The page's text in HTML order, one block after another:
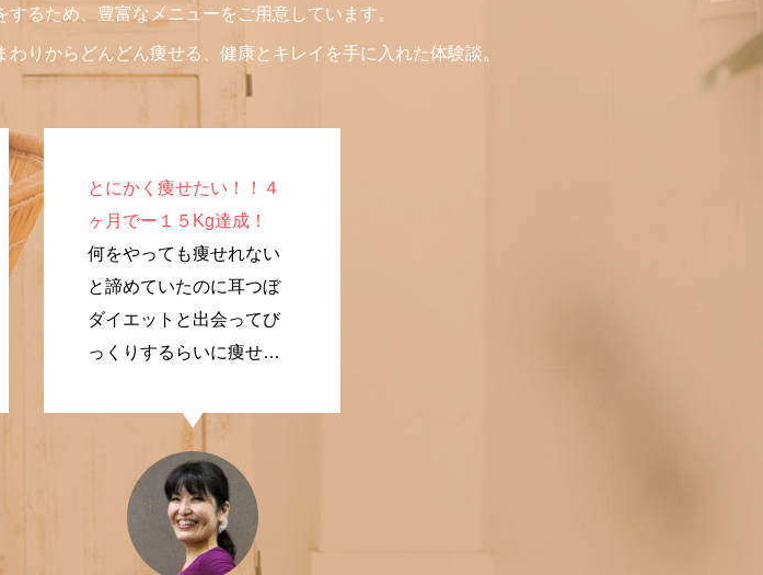
るため、豊富なメニューをご用意しています。
りからどんどん痩せる、健康とキレイを手に入れた体験談。
とにかく痩せたい！！４
ヶ月でー１５Kg達成！
何をやっても痩せれない
と諦めていたのに耳つぼ
ダイエットと出会ってび
っくりするらいに痩せれ